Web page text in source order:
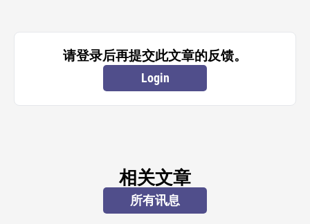
请登录后再提交此文章的反馈。
Login
相关文章
所有讯息